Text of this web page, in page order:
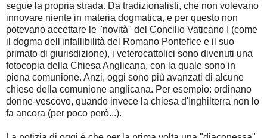
segue la propria strada. Da tradizionalisti, che non volevano
innovare niente in materia dogmatica, e per questo non
potevano accettare le "novità" del Concilio Vaticano I (come
il dogma dell'infallibilità del Romano Pontefice e il suo
primato di giurisdizione), i veterocattolici sono divenuti una
fotocopia della Chiesa Anglicana, con la quale sono in
piena comunione. Anzi, oggi sono più avanzati di alcune
chiese della comunione anglicana. Per esempio: ordinano
donne-vescovo, quando invece la chiesa d'Inghilterra non lo
fa ancora (per poco però...).